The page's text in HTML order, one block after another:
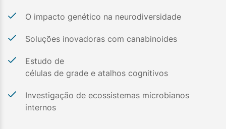
O impacto genético na neurodiversidade
Soluções inovadoras com canabinoides
Estudo de
células de grade e atalhos cognitivos
Investigação de ecossistemas microbianos
internos